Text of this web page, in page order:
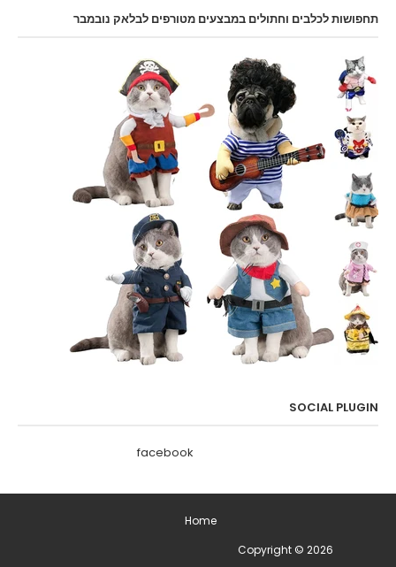
תחפושות לכלבים וחתולים במבצעים מטורפים לבלאק נובמבר
SOCIAL PLUGIN
facebook
Home
Copyright © 2026